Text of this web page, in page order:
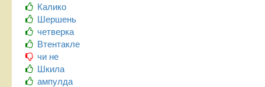
Калико
Шершень
четверка
Втентакле
чи не
Шкила
ампулда